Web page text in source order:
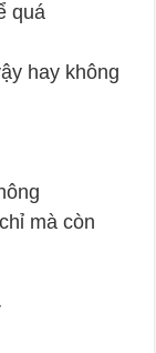
quá
hay không
mà còn